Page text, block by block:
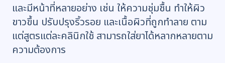
และมีหน้าที่หลายอย่าง เช่น ให้ความชุ่มชื้น ทำให้ผิว
ขาวขึ้น ปรับปรุงริ้วรอย และเนื้อผิวที่ถูกทำลาย ตาม
แต่สูตรแต่ละคลินิกใช้ สามารถใส่ยาได้หลากหลายตาม
ความต้องการ